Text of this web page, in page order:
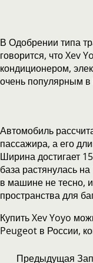
В Одобрении типа
говорится, что Xev
кондиционером,
очень популярным
Автомобиль
пассажира, а его
Ширина достигает
база растянулась
в машине не тесно,
пространства для
Купить Xev Yoyo
Peugeot в России,
Предыдущая